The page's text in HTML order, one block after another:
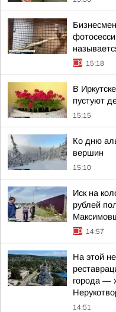
15:18
В
пустуют
15:15
Ко дню
вершин
15:10
Иск на
рублей
14:57
На этой
города —
14:51